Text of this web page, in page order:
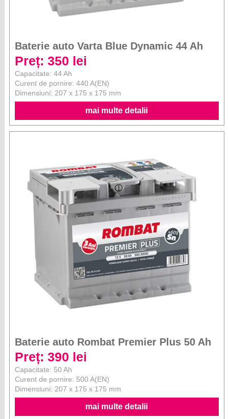
Baterie auto Varta Blue Dynamic 44 Ah
Preț: 350 lei
Capacitate: 44 Ah
Curent de pornire: 440 A(EN)
Dimensiuni: 207 x 175 x 175 mm
mai multe detalii
Baterie auto Rombat Premier Plus 50 Ah
Preț: 390 lei
Capacitate: 50 Ah
Curent de pornire: 500 A(EN)
Dimensiuni: 207 x 175 x 175 mm
mai multe detalii